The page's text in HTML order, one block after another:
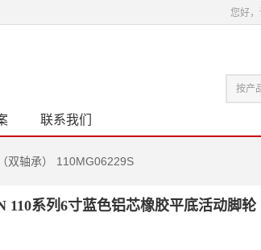
您好
联系我们
双轴承） 110MG06229S
110系列6寸蓝色铝芯橡胶平底活动脚轮